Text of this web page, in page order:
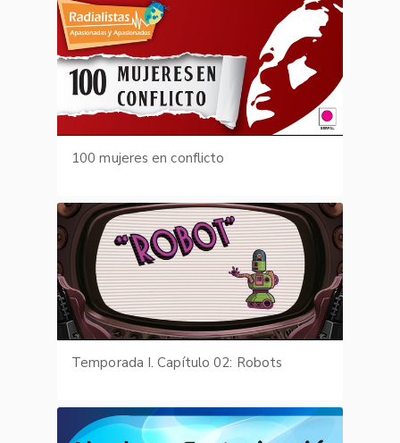
100 mujeres en conflicto
Temporada I. Capítulo 02: Robots